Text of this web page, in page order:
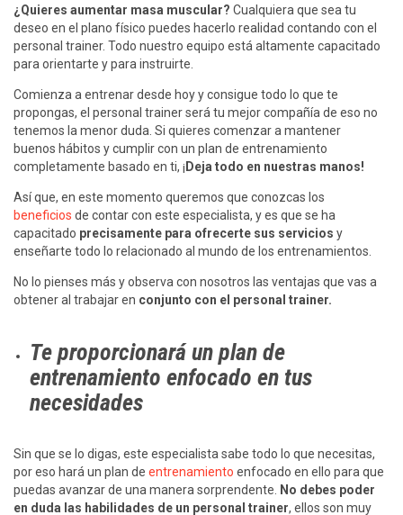
¿Quieres aumentar masa muscular? Cualquiera que sea tu
deseo en el plano físico puedes hacerlo realidad contando con el
personal trainer. Todo nuestro equipo está altamente capacitado
para orientarte y para instruirte.
Comienza a entrenar desde hoy y consigue todo lo que te
propongas, el personal trainer será tu mejor compañía de eso no
tenemos la menor duda. Si quieres comenzar a mantener
buenos hábitos y cumplir con un plan de entrenamiento
completamente basado en ti, ¡ Deja todo en nuestras manos!
Así que, en este momento queremos que conozcas los
beneficios de contar con este especialista, y es que se ha
capacitado precisamente para ofrecerte sus servicios y
enseñarte todo lo relacionado al mundo de los entrenamientos.
No lo pienses más y observa con nosotros las ventajas que vas a
obtener al trabajar en conjunto con el personal trainer.
Te proporcionará un plan de
entrenamiento enfocado en tus
necesidades
Sin que se lo digas, este especialista sabe todo lo que necesitas,
por eso hará un plan de entrenamiento enfocado en ello para que
puedas avanzar de una manera sorprendente.
No debes poder
en duda las habilidades de un personal trainer, ellos son muy